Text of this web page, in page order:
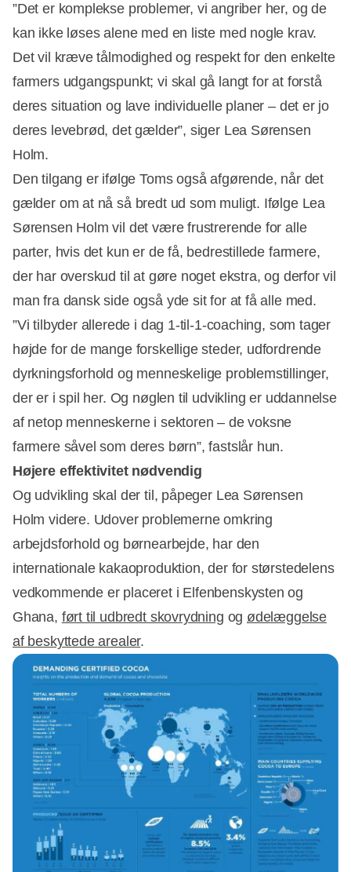
”Det er komplekse problemer, vi angriber her, og de
kan ikke løses alene med en liste med nogle krav.
Det vil kræve tålmodighed og respekt for den enkelte
farmers udgangspunkt; vi skal gå langt for at forstå
deres situation og lave individuelle planer – det er jo
deres levebrød, det gælder”, siger Lea Sørensen
Holm.
Den tilgang er ifølge Toms også afgørende, når det
gælder om at nå så bredt ud som muligt. Ifølge Lea
Sørensen Holm vil det være frustrerende for alle
parter, hvis det kun er de få, bedrestillede farmere,
der har overskud til at gøre noget ekstra, og derfor vil
man fra dansk side også yde sit for at få alle med.
”Vi tilbyder allerede i dag 1-til-1-coaching, som tager
højde for de mange forskellige steder, udfordrende
dyrkningsforhold og menneskelige problemstillinger,
der er i spil her. Og nøglen til udvikling er uddannelse
af netop menneskerne i sektoren – de voksne
farmere såvel som deres børn”, fastslår hun.
Højere effektivitet nødvendig
Og udvikling skal der til, påpeger Lea Sørensen
Holm videre. Udover problemerne omkring
arbejdsforhold og børnearbejde, har den
internationale kakaoproduktion, der for størstedelens
vedkommende er placeret i Elfenbenskysten og
Ghana, ført til udbredt skovrydning og ødelæggelse
af beskyttede arealer.